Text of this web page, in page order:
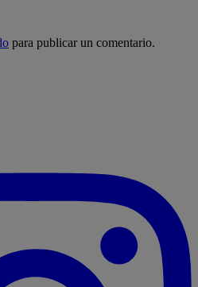
para publicar un comentario.